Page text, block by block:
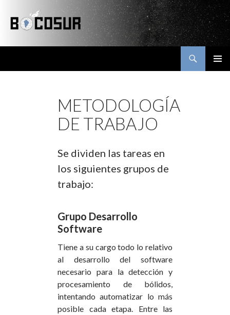
METODOLOGÍA
DE TRABAJO
Se dividen las tareas en
los siguientes grupos de
trabajo:
Grupo Desarrollo
Software
Tiene a su cargo todo lo relativo
al desarrollo del software
necesario para la detección y
procesamiento de bólidos,
intentando automatizar lo más
posible cada etapa. Entre las